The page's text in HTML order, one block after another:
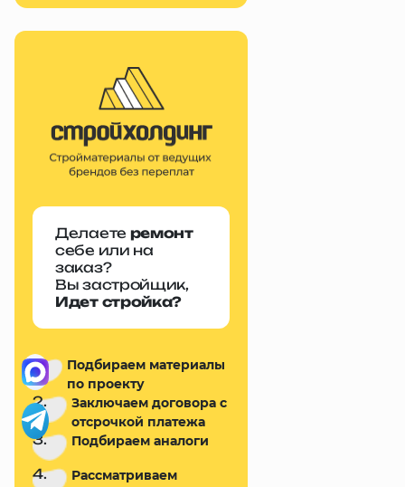
Делаете ремонт
себе или на
заказ?
Вы застройщик,
Идет стройка?
1.
Подбираем материалы
по проекту
2.
Заключаем договора с
отсрочкой платежа
3. Подбираем аналоги
4.
Рассматриваем